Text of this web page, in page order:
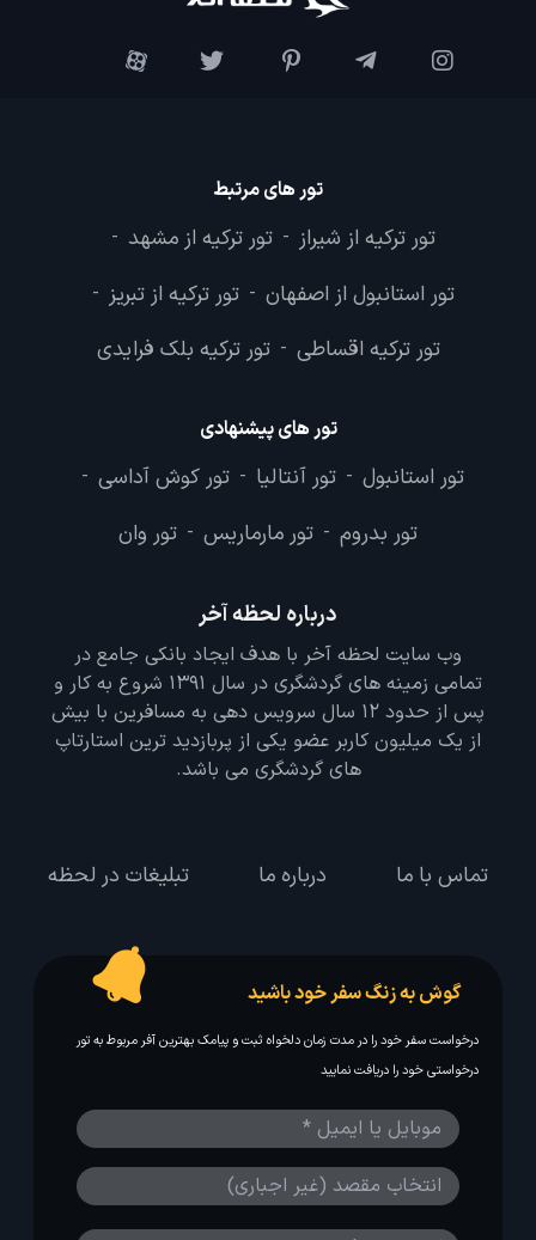
تور های مرتبط
تور ترکیه از شیراز - تور ترکیه از مشهد -
تور استانبول از اصفهان - تور ترکیه از تبریز -
تور ترکیه اقساطی - تور ترکیه بلک فرایدی
تور های پیشنهادی
تور استانبول - تور آنتالیا - تور کوش آداسی -
تور بدروم - تور مارماریس - تور وان
درباره لحظه آخر
وب سایت لحظه آخر با هدف ایجاد بانکی جامع در
تمامی زمینه های گردشگری در سال 1391 شروع به کار و
پس از حدود 12 سال سرویس دهی به مسافرین با بیش
از یک میلیون کاربر عضو یکی از پربازدید ترین استارتاپ
های گردشگری می باشد.
تماس با ما درباره ما تبلیغات در لحظه
گوش به زنگ سفر خود باشید
درخواست سفر خود را در مدت زمان دلخواه ثبت و پیامک بهترین آفر مربوط به تور
درخواستی خود را دریافت نمایید